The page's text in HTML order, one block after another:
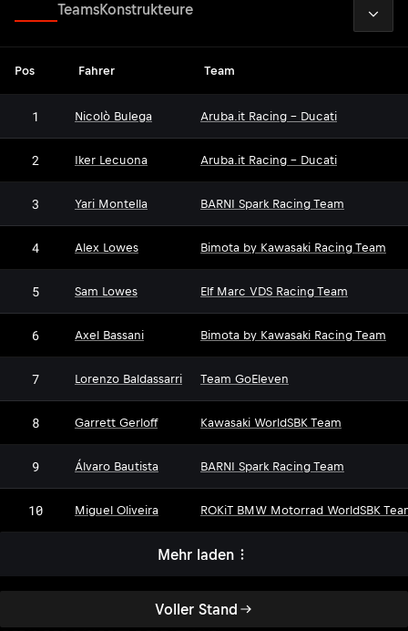
Voller Stand
TeamsKonstrukteure
Pos Fahrer Team
1 Nicolò Bulega Aruba.it Racing - Ducati
2 Iker Lecuona Aruba.it Racing - Ducati
3 Yari Montella BARNI Spark Racing Team
4 Alex Lowes Bimota by Kawasaki Racing Team
5 Sam Lowes Elf Marc VDS Racing Team
6 Axel Bassani Bimota by Kawasaki Racing Team
7 Lorenzo Baldassarri Team GoEleven
8 Garrett Gerloff Kawasaki WorldSBK Team
9 Álvaro Bautista BARNI Spark Racing Team
10 Miguel Oliveira ROKiT BMW Motorrad WorldSBK
Mehr laden